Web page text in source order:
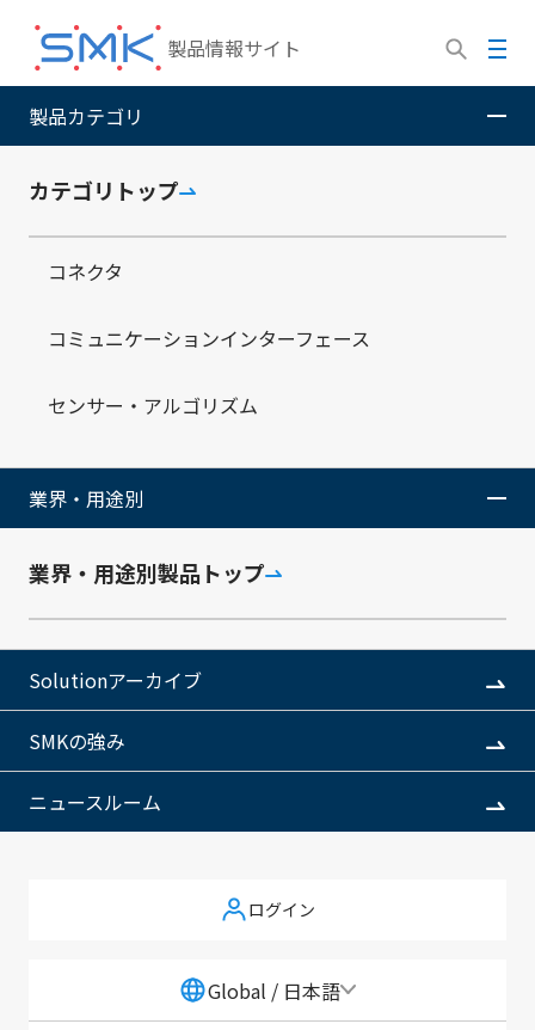
製品情報サイト
製品カテゴリ
カテゴリトップ
コネクタ
コミュニケーションインターフェース
センサー・アルゴリズム
業界・用途別
業界・用途別製品トップ
Solutionアーカイブ
SMKの強み
ニュースルーム
ログイン
Global / 日本語
SMK株式会社
利用案内（技術情報ダウ
ンロードサイト）
利用案内（技術情報ダウンロー
ドサイト）
ージ製品情報に掲載しているコネクタ、ジャック、スイ
ッチのCADデータ（stp, igs, dxf, 3D PDF）や2D図面を
技術情報ダウンロードサイト
ご利用の流れ
新規会員登録
会員情報変更
ご利用の流れ